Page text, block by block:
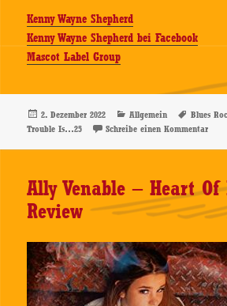
Kenny Wayne Shepherd
Kenny Wayne Shepherd bei Facebook
Mascot Label Group
Veröffentlicht
am
2. Dezember 2022 Kategorien
Allgemein Blues
Trouble Is…25 Schreibe einen Kommentarzu
Ally Venable – Heart Of
Review